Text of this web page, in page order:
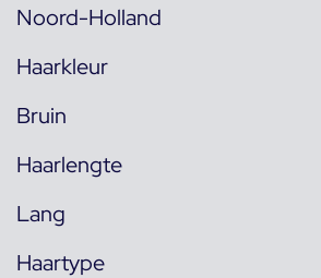
Noord-Holland
Haarkleur
Bruin
Haarlengte
Lang
Haartype